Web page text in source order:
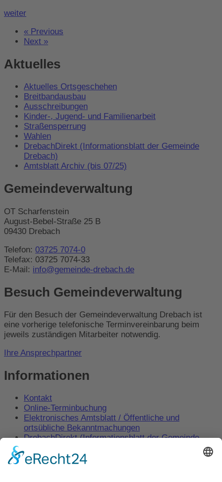
weiter
« Previous
Next »
Aktuelles
Aktuelles Ortsgeschehen
Breitbandausbau
Ausschreibungen
Kinder-, Jugend- und Familienarbeit
Straßensperrung
Wahlen
DrebachDirekt (Informationsblatt der Gemeinde
Drebach)
Amtsblatt Archiv (bis 07/25)
Gemeindeverwaltung
OT Scharfenstein
August-Bebel-Straße 25 B
09430 Drebach
Telefon: 03725 7074-0
Telefax: 03725 7074-33
E-Mail: info@gemeinde-drebach.de
Besuch Gemeindeverwaltung
Für den Besuch der Gemeindeverwaltung Drebach ist
eine vorherige telefonische Terminvereinbarung beim
jeweils zuständigen Mitarbeiter notwendig.
Ihre Ansprechpartner
Informationen
Kontakt
Online-Terminbuchung
Elektronisches Amtsblatt / Öffentliche und
ortsübliche Bekanntmachungen
DrebachDirekt (Informationsblatt der Gemeinde
Behördenwegweiser – Amt24